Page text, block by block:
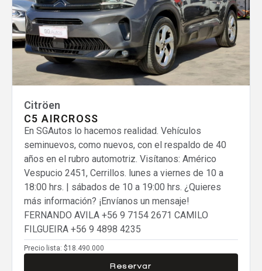
Citröen
C5 AIRCROSS
En SGAutos lo hacemos realidad. Vehículos
seminuevos, como nuevos, con el respaldo de 40
años en el rubro automotriz. Visítanos: Américo
Vespucio 2451, Cerrillos. lunes a viernes de 10 a
18:00 hrs. | sábados de 10 a 19:00 hrs. ¿Quieres
más información? ¡Envíanos un mensaje!
FERNANDO AVILA +56 9 7154 2671 CAMILO
FILGUEIRA +56 9 4898 4235
Precio lista: $18.490.000
Reservar
Comparar
Eliminar todos